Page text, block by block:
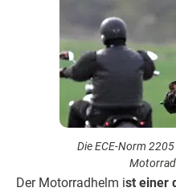
Die ECE-Norm
Der Motorradhelm ist einer